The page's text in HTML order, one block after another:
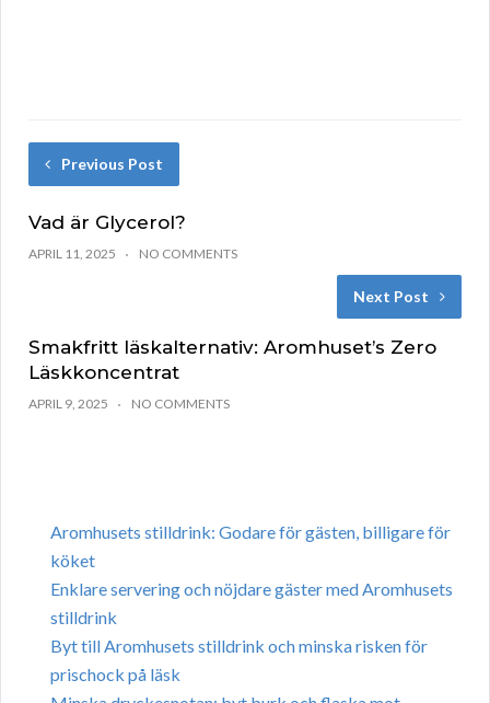
Previous Post
Vad är Glycerol?
APRIL 11, 2025 NO COMMENTS
Next Post
Smakfritt läskalternativ: Aromhuset’s Zero
Läskkoncentrat
APRIL 9, 2025 NO COMMENTS
Aromhusets stilldrink: Godare för gästen, billigare för
köket
Enklare servering och nöjdare gäster med Aromhusets
stilldrink
Byt till Aromhusets stilldrink och minska risken för
prischock på läsk